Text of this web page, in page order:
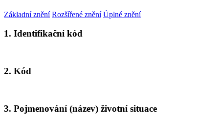
Základní znění Rozšířené znění Úplné znění
1. Identifikační kód
2. Kód
3. Pojmenování (název) životní situace